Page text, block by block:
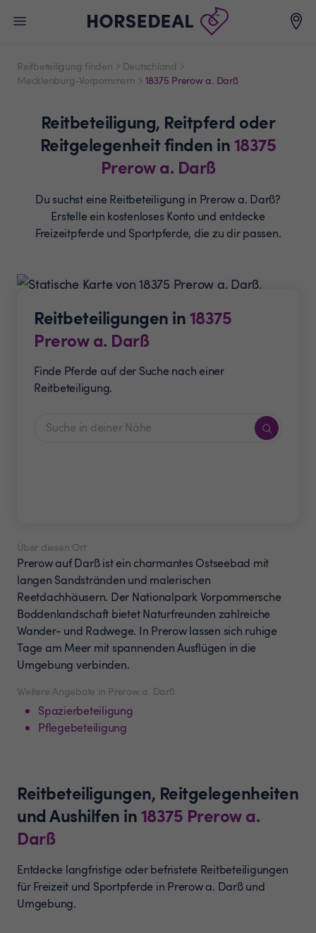
Reitbeteiligung finden
Deutschland
Mecklenburg-Vorpommern
18375 Prerow a. Darß
Reitbeteiligung, Reitpferd oder
Reitgelegenheitfinden in18375
Prerow a. Darß
Du suchst eine Reitbeteiligung in Prerow a. Darß?
Erstelle ein kostenloses Konto und entdecke
Freizeitpferde und Sportpferde, die zu dir passen.
Reitbeteiligungen in18375
Prerow a. Darß
Finde Pferde auf der Suche nach einer
Reitbeteiligung.
Weitere Angebote in Prerow a. Darß
Spazierbeteiligung
Pflegebeteiligung
Über diesen Ort
Prerow auf Darß ist ein charmantes Ostseebad mit
langen Sandstränden und malerischen
Reetdachhäusern. Der Nationalpark Vorpommersche
Boddenlandschaft bietet Naturfreunden zahlreiche
Wander- und Radwege. In Prerow lassen sich ruhige
Tage am Meer mit spannenden Ausflügen in die
Umgebung verbinden.
Reitbeteiligungen, Reitgelegenheiten
und Aushilfen in18375 Prerow a.
Darß
Entdecke langfristige oder befristete Reitbeteiligungen
für Freizeit und Sportpferde in Prerow a. Darß und
Umgebung.